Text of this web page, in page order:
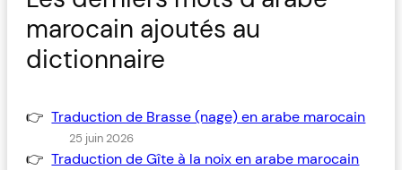
marocain ajoutés au
dictionnaire
Traduction de Brasse (nage) en arabe marocain
25 juin 2026
Traduction de Gîte à la noix en arabe marocain